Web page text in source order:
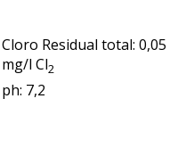
Cloro Residual total: 0,05
mg/l Cl2
ph: 7,2